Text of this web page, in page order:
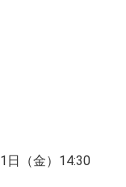
（金）14:30